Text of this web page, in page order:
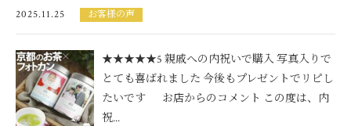
2025.11.25 お客様の声
★★★★★5 親戚への内祝いで購入 写真入りで
とても喜ばれました 今後もプレゼントでリピし
たいです お店からのコメント この度は、内
祝...